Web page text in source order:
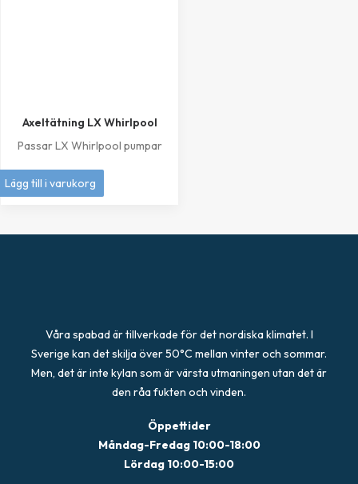
Axeltätning LX Whirlpool
Passar LX Whirlpool pumpar
249kr
Lägg till i varukorg
Våra spabad är tillverkade för det nordiska klimatet. I
Sverige kan det skilja över 50°C mellan vinter och sommar.
Men, det är inte kylan som är värsta utmaningen utan det är
den råa fukten och vinden.
Öppettider
Måndag-Fredag 10:00-18:00
Lördag 10:00-15:00